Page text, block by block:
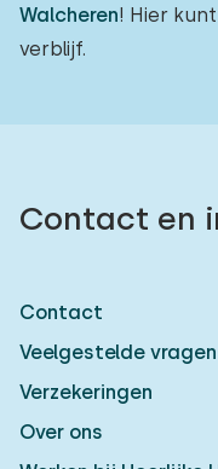
Walcheren! Hier
verblijf.
Contact en
Contact
Veelgestelde vragen
Verzekeringen
Over ons